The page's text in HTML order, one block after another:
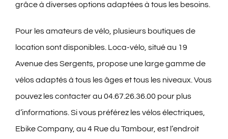
grâce à diverses options adaptées à tous les besoins.
Pour les amateurs de vélo, plusieurs boutiques de
location sont disponibles. Loca-vélo, situé au 19
Avenue des Sergents, propose une large gamme de
vélos adaptés à tous les âges et tous les niveaux. Vous
pouvez les contacter au 04.67.26.36.00 pour plus
d’informations. Si vous préférez les vélos électriques,
Ebike Company, au 4 Rue du Tambour, est l’endroit